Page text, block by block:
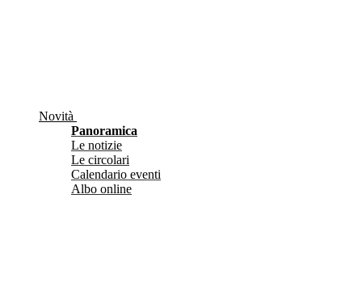
Novità
Panoramica
Le notizie
Le circolari
Calendario eventi
Albo online